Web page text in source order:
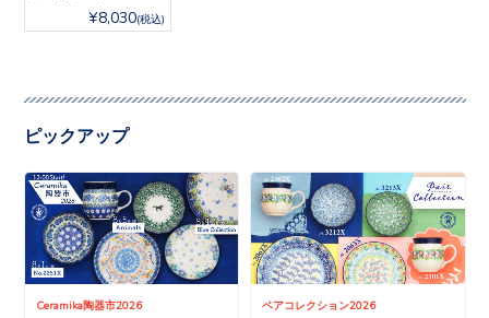
¥8,030(税込)
ピックアップ
Ceramika陶器市2026 ペアコレクション2026